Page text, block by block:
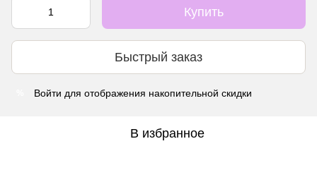
Купить
Быстрый заказ
Войти для отображения накопительной скидки
В избранное